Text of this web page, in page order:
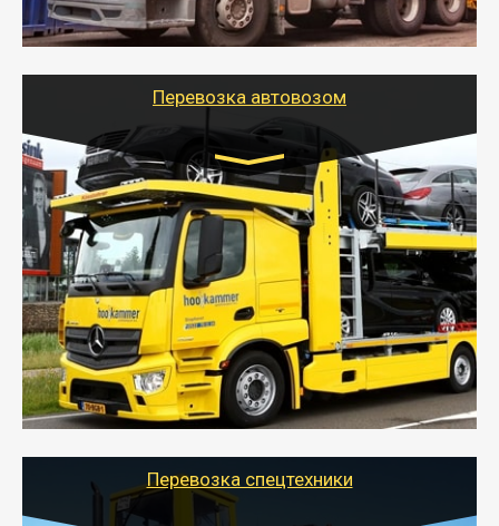
стандартных контейнеров на контейнеровозе,
шаландах и площадках (открытых кузовах),
используя надежные крепления.
Перевозка автовозом
Цена за км. Рассчитывается
индивидуально
- Перевозка автовозом от Тайгер Логистик – это
быстрый и безопасный способ доставить несколько
легковых автомобилей за одну поездку в другой
город.
- Наша транспортная компания организует доставку
машин автовозом, подобрав оптимальный маршрут с
учетом всех особенности по пути следования.
Перевозка спецтехники